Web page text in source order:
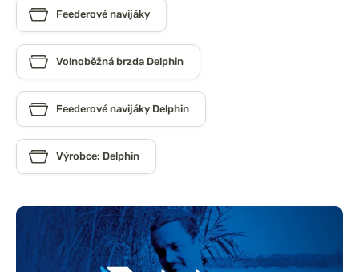
Feederové navijáky
Volnoběžná brzda Delphin
Feederové navijáky Delphin
Výrobce: Delphin